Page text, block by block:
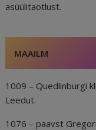
asüülitaotlust.
MAAILM
1009 – Quedlinburgi
Leedut.
1076 – paavst